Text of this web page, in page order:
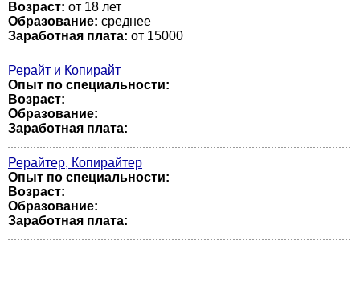
Возраст: от 18 лет
Образование: среднее
Заработная плата: от 15000
Рерайт и Копирайт
Опыт по специальности:
Возраст:
Образование:
Заработная плата:
Рерайтер, Копирайтер
Опыт по специальности:
Возраст:
Образование:
Заработная плата: